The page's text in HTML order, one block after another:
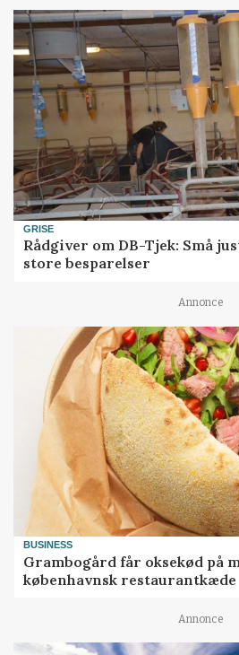
GRISE
Rådgiver om DB-Tjek: Små
store besparelser
Annonce
BUSINESS
Grambogård får oksekød på
københavnsk restaurantkæde
Annonce